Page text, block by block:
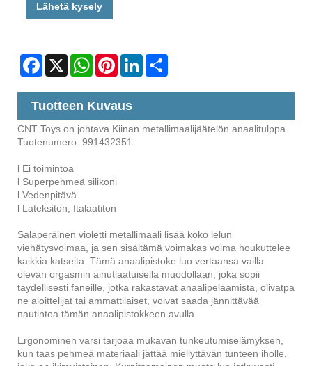
Lähetä kysely
Facebook
X WhatsAppPinterestLinkedIn
Tuotteen Kuvaus
CNT Toys on johtava Kiinan metallimaalijäätelön anaalitulppa
Tuotenumero: 991432351
l Ei toimintoa
l Superpehmeä silikoni
l Vedenpitävä
l Lateksiton, ftalaatiton
Salaperäinen violetti metallimaali lisää koko lelun
viehätysvoimaa, ja sen sisältämä voimakas voima houkuttelee
kaikkia katseita. Tämä anaalipistoke luo vertaansa vailla
olevan orgasmin ainutlaatuisella muodollaan, joka sopii
täydellisesti faneille, jotka rakastavat anaalipelaamista, olivatpa
ne aloittelijat tai ammattilaiset, voivat saada jännittävää
nautintoa tämän anaalipistokkeen avulla.
Ergonominen varsi tarjoaa mukavan tunkeutumiselämyksen,
kun taas pehmeä materiaali jättää miellyttävän tunteen iholle,